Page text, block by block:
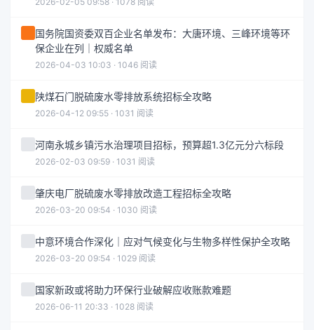
国务院国资委双百企业名单发布：大唐环境、三峰环境等环
保企业在列｜权威名单
2026-04-03 10:03 · 1046 阅读
陕煤石门脱硫废水零排放系统招标全攻略
2026-04-12 09:55 · 1031 阅读
河南永城乡镇污水治理项目招标，预算超1.3亿元分六标段
2026-02-03 09:59 · 1031 阅读
肇庆电厂脱硫废水零排放改造工程招标全攻略
2026-03-20 09:54 · 1030 阅读
中意环境合作深化｜应对气候变化与生物多样性保护全攻略
2026-03-20 09:54 · 1029 阅读
国家新政或将助力环保行业破解应收账款难题
2026-06-11 20:33 · 1028 阅读